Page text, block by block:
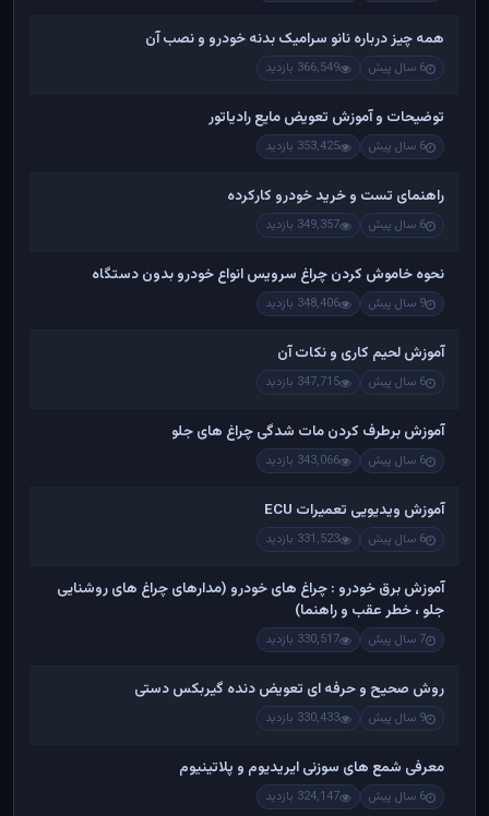
همه چیز درباره نانو سرامیک بدنه خودرو و نصب آن
6 سال پیش 366,549 بازدید
توضیحات و آموزش تعویض مایع رادیاتور
6 سال پیش 353,425 بازدید
راهنمای تست و خريد خودرو کارکرده
6 سال پیش 349,357 بازدید
نحوه خاموش کردن چراغ سرویس انواع خودرو بدون دستگاه
9 سال پیش 348,406 بازدید
آموزش لحیم کاری و نکات آن
6 سال پیش 347,715 بازدید
آموزش برطرف کردن مات شدگی چراغ های جلو
6 سال پیش 343,066 بازدید
آموزش ویدیویی تعمیرات ECU
6 سال پیش 331,523 بازدید
آموزش برق خودرو : چراغ های خودرو (مدارهای چراغ های روشنایی
جلو ، خطر عقب و راهنما)
7 سال پیش 330,517 بازدید
روش صحیح و حرفه ای تعویض دنده گیربکس دستی
9 سال پیش 330,433 بازدید
معرفی شمع های سوزنی ایریدیوم و پلاتینیوم
6 سال پیش 324,147 بازدید